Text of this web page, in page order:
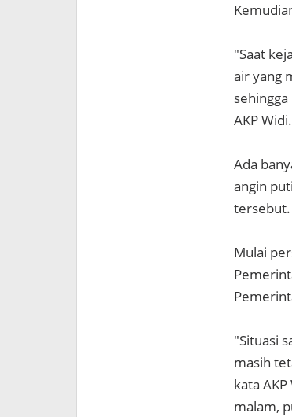
"Saat
air yang
AKP Widi.
Ada
angin
tersebut.
Mulai
"Situasi
masih
kata
malam,